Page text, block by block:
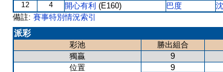
12
4 開心有利 (E160) 巴度
備註: 賽事特別情況索引
派彩
彩池 勝出組合
獨贏
9
位置 9